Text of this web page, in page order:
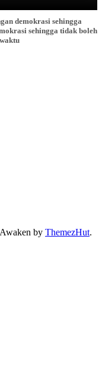
demokrasi sehingga
sehingga tidak boleh
by ThemezHut.